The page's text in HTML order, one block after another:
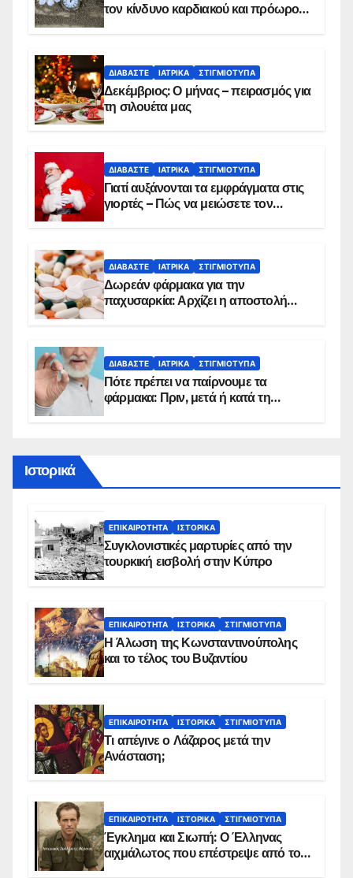
τον κίνδυνο καρδιακού και πρόωρου
ΔΙΑΒΆΣΤΕ ΙΑΤΡΙΚΆ ΣΤΙΓΜΙΌΤΥΠΑ
Δεκέμβριος: Ο μήνας – πειρασμός για
τη σιλουέτα μας
ΔΙΑΒΆΣΤΕ ΙΑΤΡΙΚΆ ΣΤΙΓΜΙΌΤΥΠΑ
Γιατί αυξάνονται τα εμφράγματα στις
γιορτές – Πώς να μειώσετε τον
ΔΙΑΒΆΣΤΕ ΙΑΤΡΙΚΆ ΣΤΙΓΜΙΌΤΥΠΑ
Δωρεάν φάρμακα για την
παχυσαρκία: Αρχίζει η αποστολή
ΔΙΑΒΆΣΤΕ ΙΑΤΡΙΚΆ ΣΤΙΓΜΙΌΤΥΠΑ
Πότε πρέπει να παίρνουμε τα
φάρμακα: Πριν, μετά ή κατά τη
Ιστορικά
ΕΠΙΚΑΙΡΌΤΗΤΑ ΙΣΤΟΡΙΚΆ
Συγκλονιστικές μαρτυρίες από την
τουρκική εισβολή στην Κύπρο
ΕΠΙΚΑΙΡΌΤΗΤΑ ΙΣΤΟΡΙΚΆ ΣΤΙΓΜΙΌΤΥΠΑ
Η Άλωση της Κωνσταντινούπολης
και το τέλος του Βυζαντίου
ΕΠΙΚΑΙΡΌΤΗΤΑ ΙΣΤΟΡΙΚΆ ΣΤΙΓΜΙΌΤΥΠΑ
Τι απέγινε ο Λάζαρος μετά την
Ανάσταση;
ΕΠΙΚΑΙΡΌΤΗΤΑ ΙΣΤΟΡΙΚΆ ΣΤΙΓΜΙΌΤΥΠΑ
Έγκλημα και Σιωπή: Ο Έλληνας
αιχμάλωτος που επέστρεψε από το